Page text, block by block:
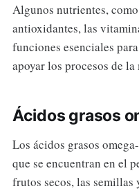
Algunos nutrientes,
antioxidantes, las
funciones esenciales
apoyar los procesos de la
Ácidos grasos
Los ácidos grasos
que se encuentran en el
frutos secos, las semillas